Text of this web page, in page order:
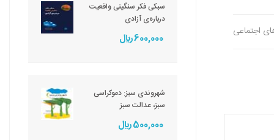
اجتماعی
سبکی فکر سنگینی واقعیت
درباره‌ی آزادی
600,000 ريال
شهروندی سبز: دموکراسی
سبز، عدالت سبز
500,000 ريال